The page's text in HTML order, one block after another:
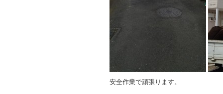
安全作業で頑張ります。